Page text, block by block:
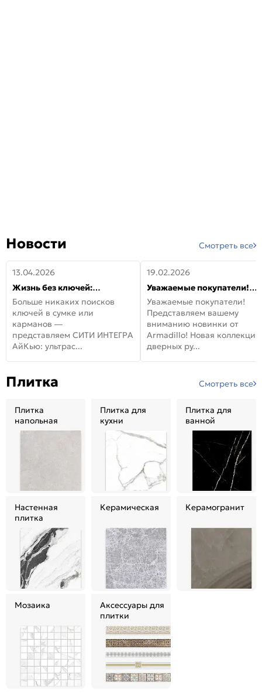
Новости Смотреть все
13.04.2026
Жизнь без ключей:
встречайте новую дверь
СИТИ ИНТЕГРА АйКью!
Больше никаких поисков
ключей в сумке или
карманов —
представляем СИТИ ИНТЕГРА
АйКью: ультрас...
19.02.2026
Уважаемые покупатели!
Представляем вашему
вниманию новинки от
Armadillo!
Уважаемые покупатели!
Представляем вашему
вниманию новинки от
Armadillo! Новая коллекция
дверных ру...
Плитка Смотреть все
Плитка
напольная
Плитка для
кухни
Плитка для
ванной
Настенная
плитка
Керамическая Керамогранит
Мозаика
Аксессуары для
плитки